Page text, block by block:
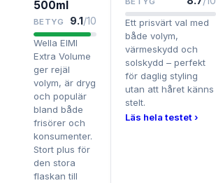
500ml
BETYG 9.1/10
Wella EIMI
Extra Volume
ger rejäl
volym, är dryg
och populär
bland både
frisörer och
konsumenter.
Stort plus för
den stora
flaskan till
Ett prisvärt val med
både volym,
värmeskydd och
solskydd – perfekt
för daglig styling
utan att håret känns
stelt.
Läs hela testet ›